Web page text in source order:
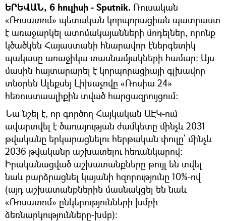
ԵՐԵՎԱՆ, 6 հուլիսի - Sputnik. Ռուսական
«Ռոսատոմ» պետական կորպորացիան պատրաստ
է առաջարկել ատոմակայանների մոդելներ, որոնք
կծածկեն Հայաստանի հնարավոր էներգետիկ
պակասը առաջիկա տասնամյակների համար։ Այս
մասին հայտարարել է կորպորացիայի գլխավոր
տնօրեն Ալեքսեյ Լիխաչովը «Ռոսիա 24»
հեռուստաալիքին տված հարցազրույցում։
Նա նշել է, որ գործող Հայկական ԱԷԿ-ում
ավարտվել է ծառայության ժամկետը մինչև 2031
թվականը երկարացնելու հերթական փուլը՝ մինչև
2036 թվականը աշխատելու հեռանկարով:
Իրականացված աշխատանքները թույլ են տվել
նաև բարձրացնել կայանի հզորությունը 10%-ով
(այդ աշխատանքներին մասնակցել են նաև
«Ռոսատոմ» ընկերությունների խմբի
ձեռնարկությունները-խմբ):